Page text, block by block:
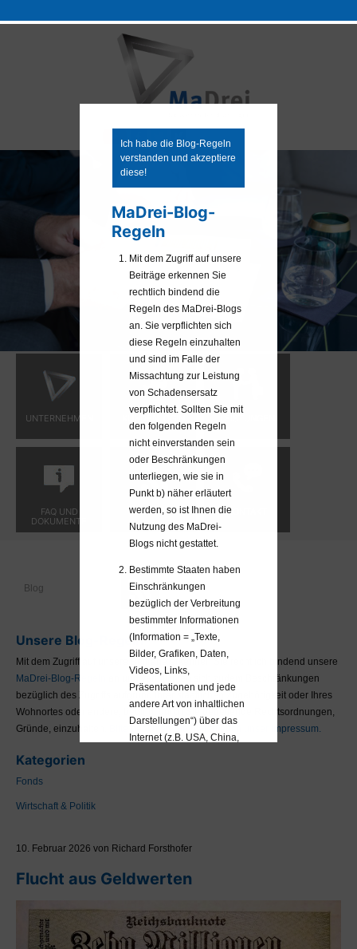
UNTERNEHMEN
FAQ UND
DOKUMENTE
BLOG KONTAKT
Blog
Unsere Blog-Regeln
Mit dem Zugriff auf unsere Beiträge erkennen Sie rechtlich bindend unsere
MaDrei-Blog-Regeln
an und verpflichten sich zudem Beschränkungen
bezüglich des Zugriffs aufgrund Ihrer staatlichen Zugehörigkeit oder Ihres
Wohnortes oder andere, bedingt durch Sie betreffende Rechtsordnungen,
Gründe, einzuhalten.
Bitte beachten Sie hierzu auch unser Impressum.
Kategorien
Fonds
Wirtschaft & Politik
10. Februar 2026 von Richard Forsthofer
Flucht aus Geldwerten
Ich habe die Blog-Regeln
verstanden und akzeptiere
diese!
MaDrei-Blog-
Regeln
Mit dem Zugriff auf unsere
Beiträge erkennen Sie
rechtlich bindend die
Regeln des MaDrei-Blogs
an. Sie verpflichten sich
diese Regeln einzuhalten
und sind im Falle der
Missachtung zur Leistung
von Schadensersatz
verpflichtet. Sollten Sie mit
den folgenden Regeln
nicht einverstanden sein
oder Beschränkungen
unterliegen, wie sie in
Punkt b) näher erläutert
werden, so ist Ihnen die
Nutzung des MaDrei-
Blogs nicht gestattet.
Bestimmte Staaten haben
Einschränkungen
bezüglich der Verbreitung
bestimmter Informationen
(Information = „Texte,
Bilder, Grafiken, Daten,
Videos, Links,
Präsentationen und jede
andere Art von inhaltlichen
Darstellungen“) über das
Internet (z.B. USA, China,
Zugriff auf bestimmte
Seiten für Sie rechtswidrig
Blogs ausdrücklich
untersagt. Bitte informieren